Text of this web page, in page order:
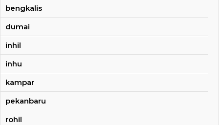
bengkalis
dumai
inhil
inhu
kampar
pekanbaru
rohil